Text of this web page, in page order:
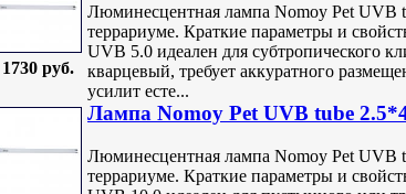
1730 руб.
Люминесцентная лампа Nomoy Pet UVB
террариуме. Краткие параметры и
UVB 5.0 идеален для субтропического
кварцевый, требует аккуратного
усилит есте...
Лампа Nomoy Pet UVB tube
Люминесцентная лампа Nomoy Pet UVB
террариуме. Краткие параметры и